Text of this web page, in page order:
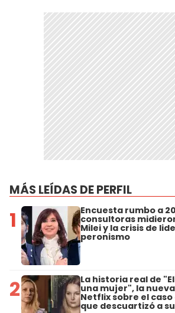
MÁS LEÍDAS DE PERFIL
1 Encuesta rumbo a
consultoras
Milei y la crisis de
peronismo
2 La historia real de
una mujer", la
Netflix sobre el
que descuartizó a